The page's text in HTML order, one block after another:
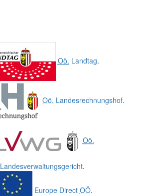
Oö. Landtag.
Oö. Landesrechnungshof.
Oö.
Landesverwaltungsgericht.
Europe Direct OÖ.